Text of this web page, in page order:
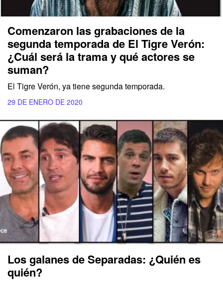
Comenzaron las grabaciones de la
segunda temporada de El Tigre Verón:
¿Cuál será la trama y qué actores se
suman?
El Tigre Verón, ya tiene segunda temporada.
29 DE ENERO DE 2020
Los galanes de Separadas: ¿Quién es
quién?